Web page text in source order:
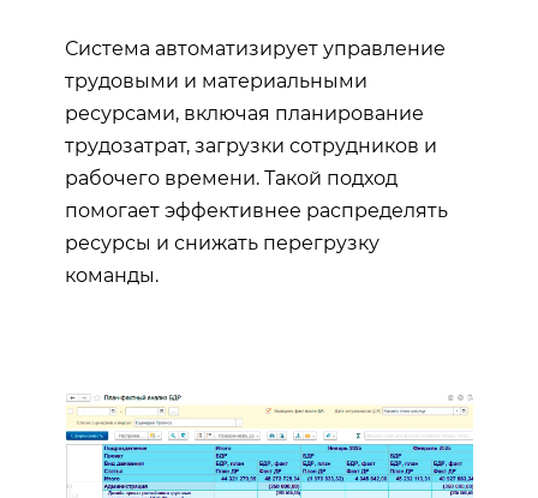
Система автоматизирует управление
трудовыми и материальными
ресурсами, включая планирование
трудозатрат, загрузки сотрудников и
рабочего времени. Такой подход
помогает эффективнее распределять
ресурсы и снижать перегрузку
команды.